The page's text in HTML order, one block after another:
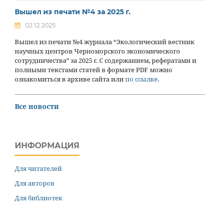
Вышел из печати №4 за 2025 г.
02.12.2025
Вышел из печати №4 журнала “Экологический вестник
научных центров Черноморского экономического
сотрудничества” за 2025 г. С содержанием, рефератами и
полными текстами статей в формате PDF можно
ознакомиться в архиве сайта илипо ссылке.
Все новости
ИНФОРМАЦИЯ
Для читателей
Для авторов
Для библиотек